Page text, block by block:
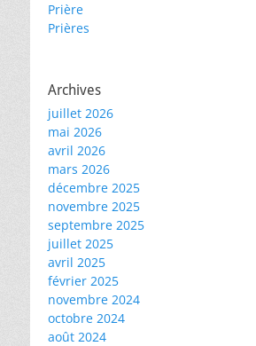
Prière
Prières
Archives
juillet 2026
mai 2026
avril 2026
mars 2026
décembre 2025
novembre 2025
septembre 2025
juillet 2025
avril 2025
février 2025
novembre 2024
octobre 2024
août 2024